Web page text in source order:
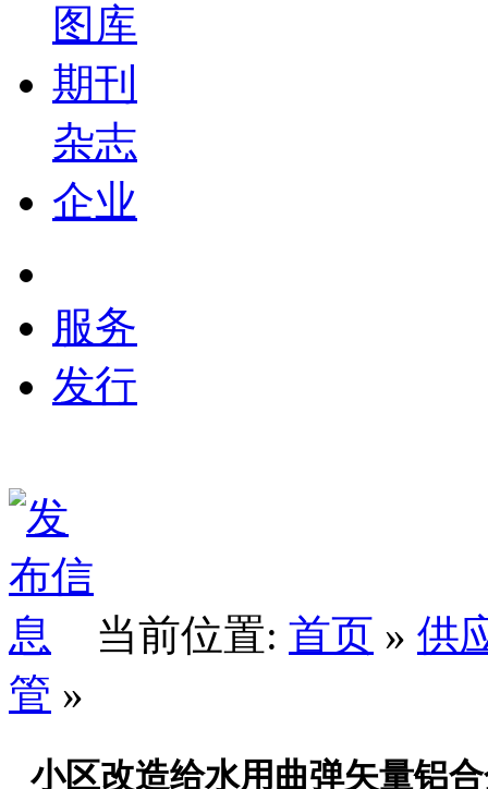
图库
期刊
杂志
企业
服务
发行
当前位置: 首页 » 供
管 »
小区改造给水用曲弹矢量铝